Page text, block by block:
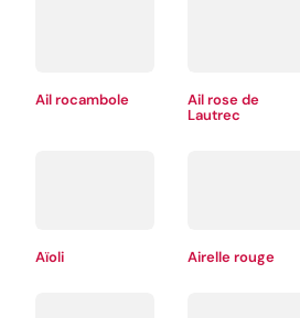
Ail rocambole
Ail rose de
Lautrec
Aïoli Airelle rouge